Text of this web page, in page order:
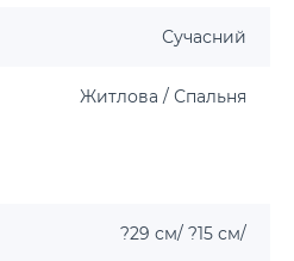
Сучасний
Житлова / Спальня
?29 см/ ?15 см/